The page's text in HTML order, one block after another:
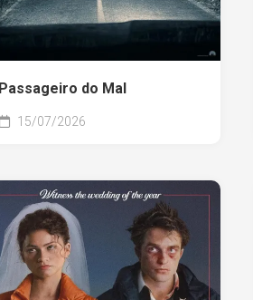
Passageiro do Mal
15/07/2026